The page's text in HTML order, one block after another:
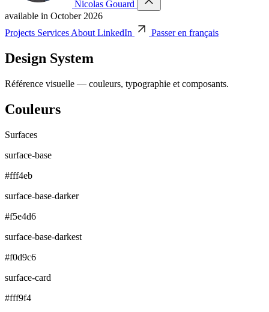
Nicolas Gouard
available in October 2026
Projects Services About LinkedIn Passer en français
Design System
Référence visuelle — couleurs, typographie et composants.
Couleurs
Surfaces
surface-base
#fff4eb
surface-base-darker
#f5e4d6
surface-base-darkest
#f0d9c6
surface-card
#fff9f4